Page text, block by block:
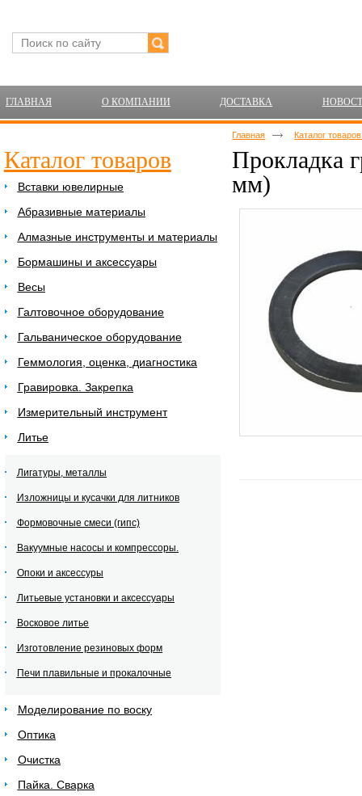
ГЛАВНАЯ О КОМПАНИИ ДОСТАВКА
Каталог товаров
Вставки ювелирные
Абразивные материалы
Алмазные инструменты и материалы
Бормашины и аксессуары
Весы
Галтовочное оборудование
Гальваническое оборудование
Геммология, оценка, диагностика
Гравировка. Закрепка
Измерительный инструмент
Литье
Лигатуры, металлы
Изложницы и кусачки для литников
Формовочные смеси (гипс)
Вакуумные насосы и компрессоры.
Опоки и аксессуры
Литьевые установки и аксессуары
Восковое литье
Изготовление резиновых форм
Печи плавильные и прокалочные
Моделирование по воску
Оптика
Очистка
Пайка. Сварка
Главная Каталог
Прокладка
мм)